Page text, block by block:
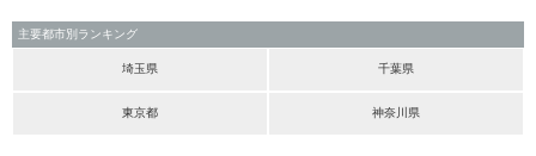
主要都市別ランキング
埼玉県 千葉県
東京都 神奈川県